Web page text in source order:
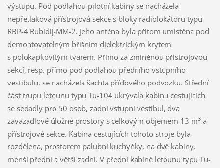
výstupu. Pod podlahou pilotní kabiny se nacházela
nepřetlaková přístrojová sekce s bloky radiolokátoru typu
RBP-4 Rubidij-MM-2. Jeho anténa byla přitom umístěna pod
demontovatelným břišním dielektrickým krytem
s polokapkovitým tvarem. Přímo za zmíněnou přístrojovou
sekcí, resp. přímo pod podlahou předního vstupního
vestibulu, se nacházela šachta příďového podvozku. Střední
část trupu letounu typu Tu-104 ukrývala kabinu cestujících
se sedadly pro 50 osob, zadní vstupní vestibul, dva
zavazadlové úložné prostory s celkovým objemem 13 m3a
přístrojové sekce. Kabina cestujících tohoto stroje byla
rozdělena, prostorem palubní kuchyňky, na dvě kabiny,
menší přední a větší zadní. V přední kabině letounu typu Tu-